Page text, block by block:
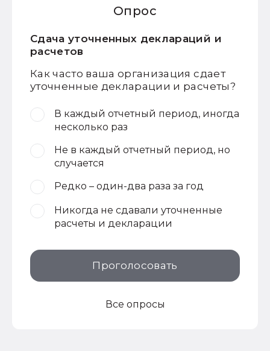
Опрос
Сдача уточненных деклараций и
расчетов
Как часто ваша организация сдает
уточненные декларации и расчеты?
В каждый отчетный период, иногда
несколько раз
Не в каждый отчетный период, но
случается
Редко – один-два раза за год
Никогда не сдавали уточненные
расчеты и декларации
Проголосовать
Все опросы